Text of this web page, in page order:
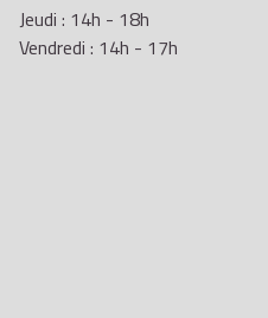
Jeudi : 14h - 18h
Vendredi : 14h - 17h